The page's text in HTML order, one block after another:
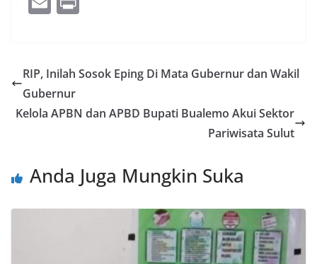
o
o
k
er dI A
p
n
er
l
RIP, Inilah Sosok Eping Di Mata Gubernur dan Wakil
Gubernur
Kelola APBN dan APBD Bupati Bualemo Akui Sektor
Pariwisata Sulut
Anda Juga Mungkin Suka